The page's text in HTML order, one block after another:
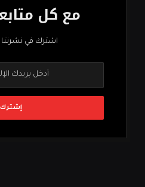
مع كل
اشترك في نشرتنا